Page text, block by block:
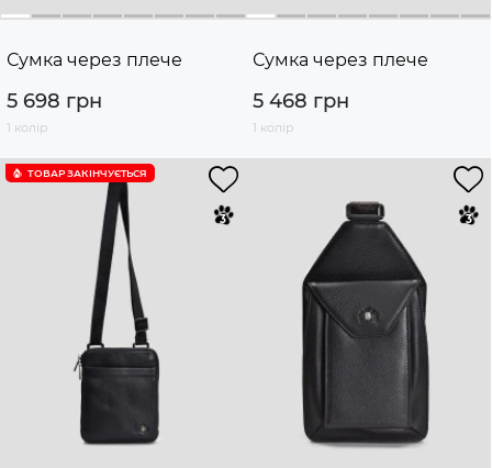
Сумка через плече
5 698 грн
1 колір
Сумка через плече
5 468 грн
1 колір
ТОВАР ЗАКІНЧУЄTЬСЯ